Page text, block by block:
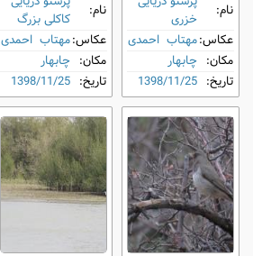
نام:
خزری
عکاس:مهتاب احمدی
مکان: چابهار
تاریخ: 1398/11/25
نام:
کاکلی بزرگ
عکاس:مهتاب احمدی
مکان: چابهار
تاریخ: 1398/11/25